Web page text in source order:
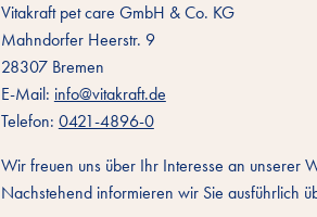
Vitakraft pet care GmbH & Co. KG
Mahndorfer Heerstr. 9
28307 Bremen
E-Mail: info@vitakraft.de
Telefon: 0421-4896-0
Wir freuen uns über Ihr Interesse an unserer
Nachstehend informieren wir Sie ausführlich